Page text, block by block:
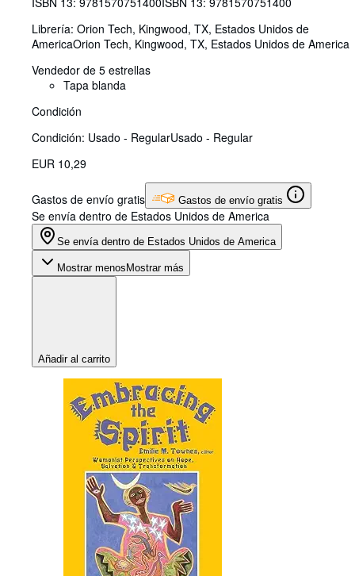
Librería: Orion Tech, Kingwood, TX, Estados Unidos de
AmericaOrion Tech, Kingwood, TX, Estados Unidos de America
Vendedor de 5 estrellas
Tapa blanda
Condición
Condición: Usado - RegularUsado - Regular
EUR 10,29
Gastos de envío gratis Gastos de envío gratis
Se envía dentro de Estados Unidos de America
Se envía dentro de Estados Unidos de America
Mostrar menos Mostrar más
Añadir al carrito